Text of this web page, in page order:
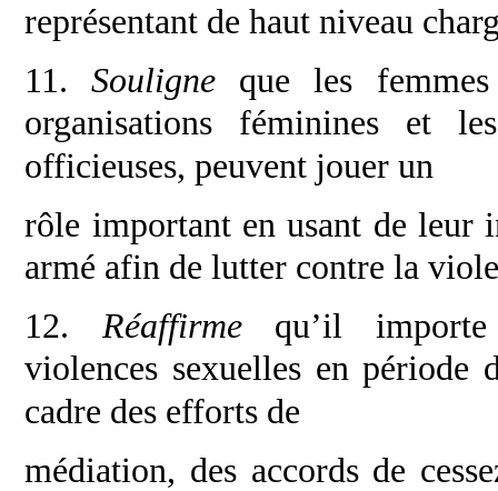
représentant de haut niveau
11.Souligne que les
organisations féminines et
officieuses, peuvent jouer un
rôle important en usant de leur
armé afin delutter contre la
12. Réaffirme qu’il
violences sexuelles en période
cadre des efforts de
médiation, des accords de